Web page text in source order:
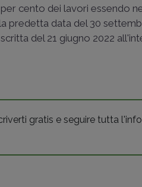
cento dei lavori essendo
predetta data del 30
del 21 giugno 2022
gratis e seguire tutta